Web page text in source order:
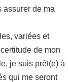
assurer de ma
variées et
de mon
je suis prêt(e) à
qui me seront